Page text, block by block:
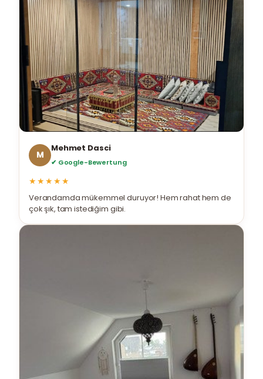
M
Mehmet Dasci
✔ Google-Bewertung
★★★★★
Verandamda mükemmel duruyor! Hem rahat hem de
çok şık, tam istediğim gibi.